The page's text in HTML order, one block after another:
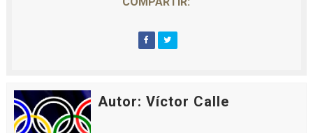
Autor: Víctor Calle